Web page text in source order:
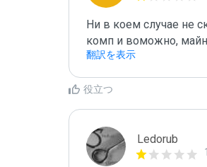
Ни в коем случае не
комп и воможно,
翻訳を表示
役立つ
Ledorub